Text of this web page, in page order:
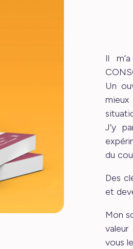
Il
Un
J’y
du
Des
et
Mon
vous